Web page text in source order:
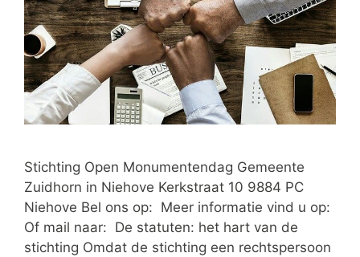
Stichting Open Monumentendag Gemeente
Zuidhorn in Niehove Kerkstraat 10 9884 PC
Niehove Bel ons op: Meer informatie vind u op:
Of mail naar: De statuten: het hart van de
stichting Omdat de stichting een rechtspersoon